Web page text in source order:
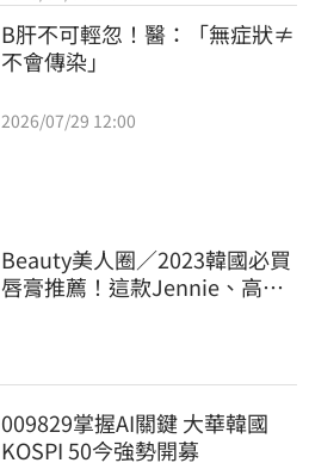
B肝不可輕忽！醫：「無症狀≠
不會傳染」
2026/07/29 12:00
Beauty美人圈／2023韓國必買
唇膏推薦！這款Jennie、高允
009829掌握AI關鍵 大華韓國
KOSPI 50今強勢開募